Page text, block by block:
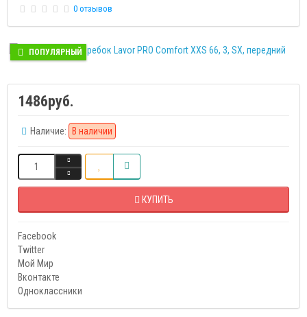
0 отзывов
ПОПУЛЯРНЫЙ
1486руб.
Наличие: В наличии
КУПИТЬ
Facebook
Twitter
Мой Мир
Вконтакте
Одноклассники